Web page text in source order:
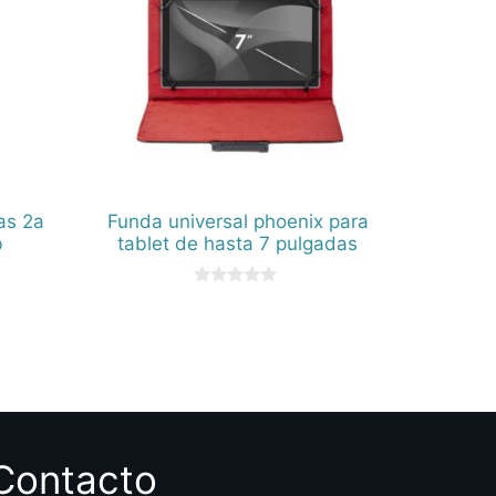
2a
Funda universal phoenix para
tablet de hasta 7 pulgadas